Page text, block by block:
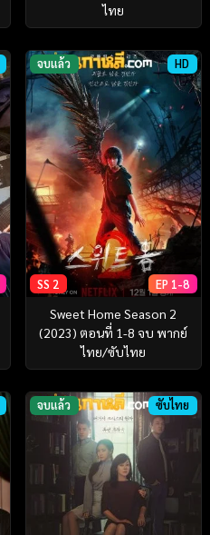
ไทย
จบแล้ว HD
SS 2 EP 1-8
Sweet Home Season 2
(2023) ตอนที่ 1-8 จบ พากย์
ไทย/ซับไทย
จบแล้ว ซับไทย